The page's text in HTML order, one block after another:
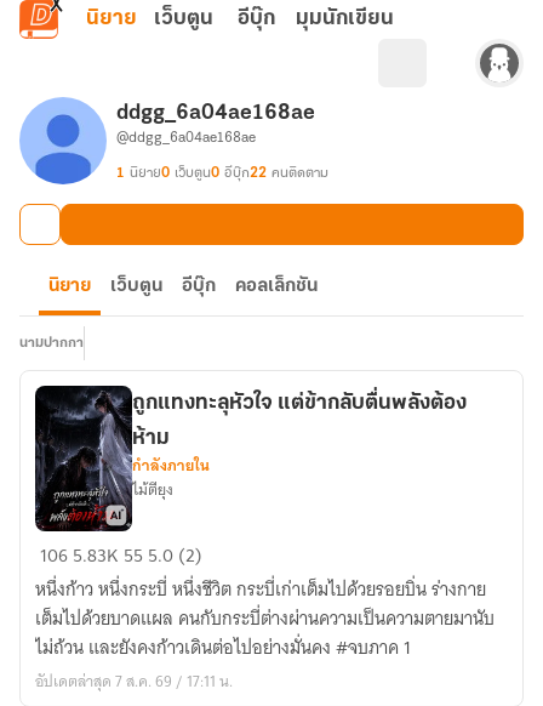
ข้ามไปยังเนื้อหาหลัก
นิยาย เว็บตูน อีบุ๊ก มุมนักเขียน
ddgg_6a04ae168ae
@ddgg_6a04ae168ae
1 นิยาย0 เว็บตูน0 อีบุ๊ก22 คนติดตาม
นิยาย เว็บตูน อีบุ๊ก คอลเล็กชัน
นามปากกา
ถูก
แทง
ทะลุ
หัวใจ
แต่
ข้า
ถูกแทงทะลุหัวใจ แต่ข้ากลับตื่นพลังต้อง
ห้าม
กำลังภายใน
ไม้ตียุง
1065.83K 55 5.0 (2)
หนึ่งก้าว หนึ่งกระบี่ หนึ่งชีวิต กระบี่เก่าเต็มไปด้วยรอยบิ่น ร่างกาย
เต็มไปด้วยบาดแผล คนกับกระบี่ต่างผ่านความเป็นความตายมานับ
ไม่ถ้วน และยังคงก้าวเดินต่อไปอย่างมั่นคง #จบภาค 1
อัปเดตล่าสุด 7 ส.ค. 69 / 17:11 น.